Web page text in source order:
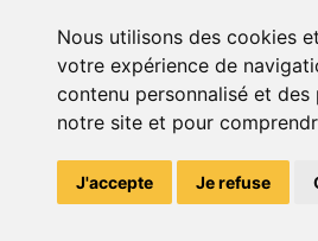
Nous utilisons des cookies
votre expérience de
contenu personnalisé et
notre site et pour
J'accepte Je refuse